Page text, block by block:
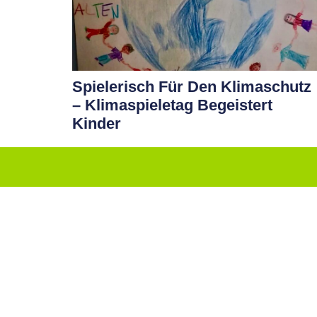
Spielerisch Für Den Klimaschutz
– Klimaspieletag Begeistert
Kinder